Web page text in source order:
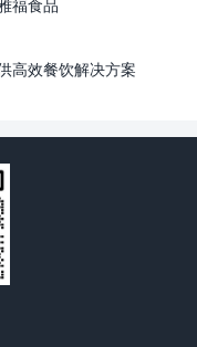
福食品
高效餐饮解决方案